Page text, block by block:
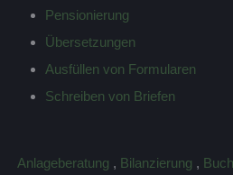
Pensionierung
Übersetzungen
Ausfüllen von Formularen
Schreiben von Briefen
Anlageberatung , Bilanzierung ,